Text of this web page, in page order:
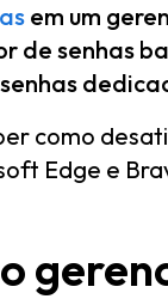
em um
de senhas
como
Edge e